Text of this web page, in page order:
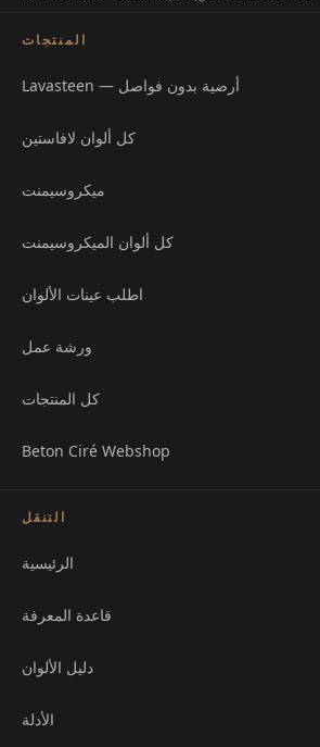
المنتجات
Lavasteen — أرضية بدون فواصل
كل ألوان لافاستين
ميكروسيمنت
كل ألوان الميكروسيمنت
اطلب عينات الألوان
ورشة عمل
كل المنتجات
Beton Ciré Webshop
التنقل
الرئيسية
قاعدة المعرفة
دليل الألوان
الأدلة